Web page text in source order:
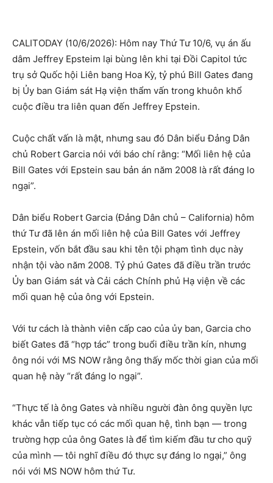
CALITODAY (10/6/2026): Hôm nay Thứ Tư 10/6, vụ án ấu
dâm Jeffrey Epsteim lại bùng lên khi tại Đồi Capitol tức
trụ sở Quốc hội Liên bang Hoa Kỳ, tỷ phú Bill Gates đang
bị Ủy ban Giám sát Hạ viện thẩm vấn trong khuôn khổ
cuộc điều tra liên quan đến Jeffrey Epstein.
Cuộc chất vấn là mật, nhưng sau đó Dân biểu Đảng Dân
chủ Robert Garcia nói với báo chí rằng: “Mối liên hệ của
Bill Gates với Epstein sau bản án năm 2008 là rất đáng lo
ngại”.
Dân biểu Robert Garcia (Đảng Dân chủ – California) hôm
thứ Tư đã lên án mối liên hệ của Bill Gates với Jeffrey
Epstein, vốn bắt đầu sau khi tên tội phạm tình dục này
nhận tội vào năm 2008. Tỷ phú Gates đã điều trần trước
Ủy ban Giám sát và Cải cách Chính phủ Hạ viện về các
mối quan hệ của ông với Epstein.
Với tư cách là thành viên cấp cao của ủy ban, Garcia cho
biết Gates đã “hợp tác” trong buổi điều trần kín, nhưng
ông nói với MS NOW rằng ông thấy mốc thời gian của mối
quan hệ này “rất đáng lo ngại”.
“Thực tế là ông Gates và nhiều người đàn ông quyền lực
khác vẫn tiếp tục có các mối quan hệ, tình bạn — trong
trường hợp của ông Gates là để tìm kiếm đầu tư cho quỹ
của mình — tôi nghĩ điều đó thực sự đáng lo ngại,” ông
nói với MS NOW hôm thứ Tư.